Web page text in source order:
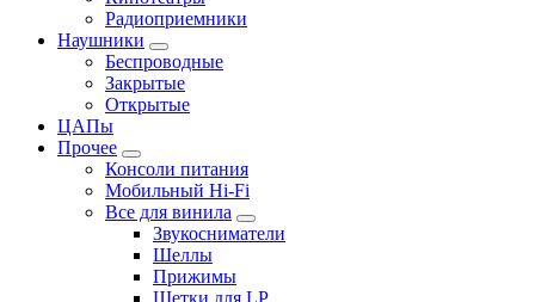
Радиоприемники
Наушники
Беспроводные
Закрытые
Открытые
ЦАПы
Прочее
Консоли питания
Мобильный Hi-Fi
Все для винила
Звукосниматели
Шеллы
Прижимы
Щетки для LP